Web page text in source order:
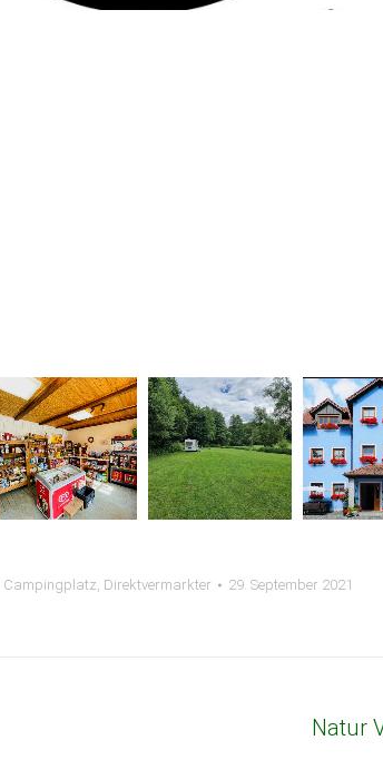
Campingplatz, Direktvermarkter 29. September 2021
Natur